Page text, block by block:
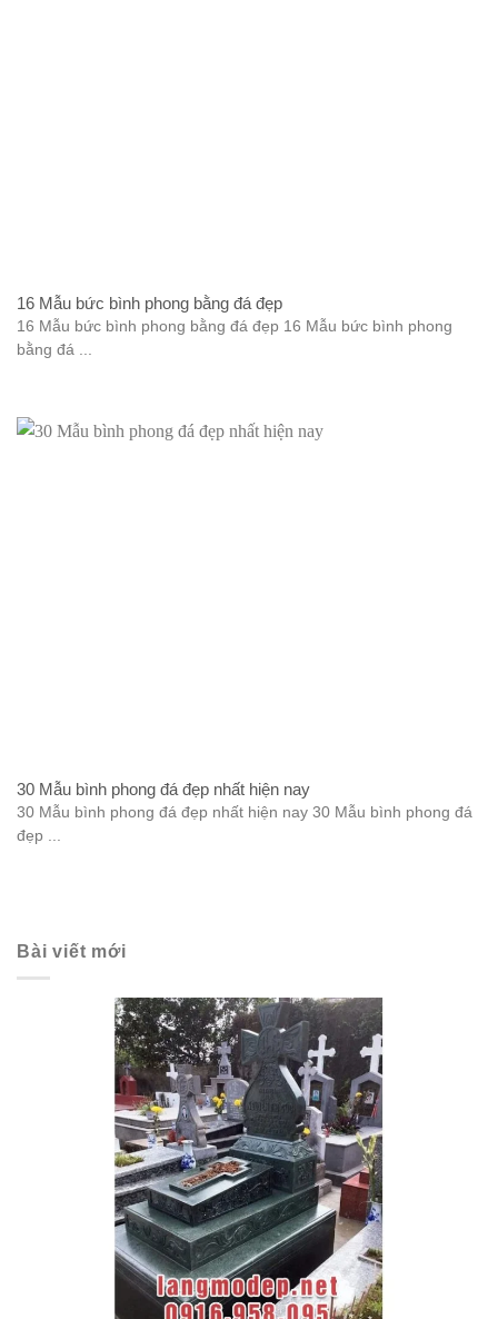
16 Mẫu bức bình phong bằng đá đẹp
16 Mẫu bức bình phong bằng đá đẹp 16 Mẫu bức bình phong
bằng đá ...
30 Mẫu bình phong đá đẹp nhất hiện nay
30 Mẫu bình phong đá đẹp nhất hiện nay 30 Mẫu bình phong đá
đẹp ...
Bài viết mới